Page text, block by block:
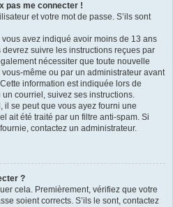
pas me connecter !
et votre mot de passe. S’ils sont
avez indiqué avoir moins de 13 ans
devrez suivre les instructions reçues par
nécessiter que toute nouvelle
même ou par un administrateur avant
information est indiquée lors de
un courriel, suivez ses instructions.
il se peut que vous ayez fourni une
ait été traité par un filtre anti-spam. Si
contactez un administrateur.
?
cela. Premièrement, vérifiez que votre
soient corrects. S’ils le sont, contactez